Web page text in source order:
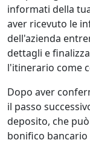
informati della
aver ricevuto le
dell'azienda
dettagli e
l'itinerario come
Dopo aver
il passo
deposito, che
bonifico